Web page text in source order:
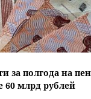
за полгода на
60 млрд рублей